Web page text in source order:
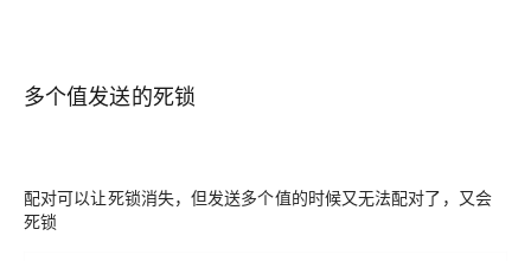
多个值发送的死锁
配对可以让死锁消失，但发送多个值的时候又无法配对了，又会
死锁